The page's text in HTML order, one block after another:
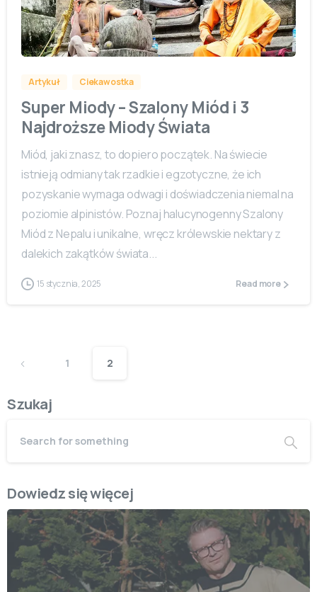
0
Artykuł Ciekawostka
Super Miody – Szalony Miód i 3
Najdroższe Miody Świata
Miód, jaki znasz, to dopiero początek. Na świecie
istnieją odmiany tak rzadkie i egzotyczne, że ich
pozyskanie wymaga odwagi i doświadczenia niemal na
poziomie alpinistów. Poznaj halucynogenny Szalony
Miód z Nepalu i unikalne, wręcz królewskie nektary z
dalekich zakątków świata...
15 stycznia, 2025 Read more
1 2
Szukaj
Dowiedz się więcej